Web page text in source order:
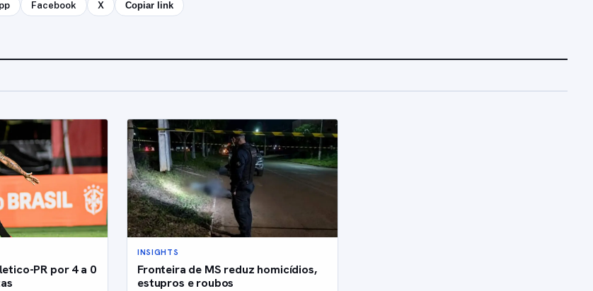
Facebook X Copiar link
PR por 4 a 0
INSIGHTS
Fronteira de MS reduz homicídios,
estupros e roubos